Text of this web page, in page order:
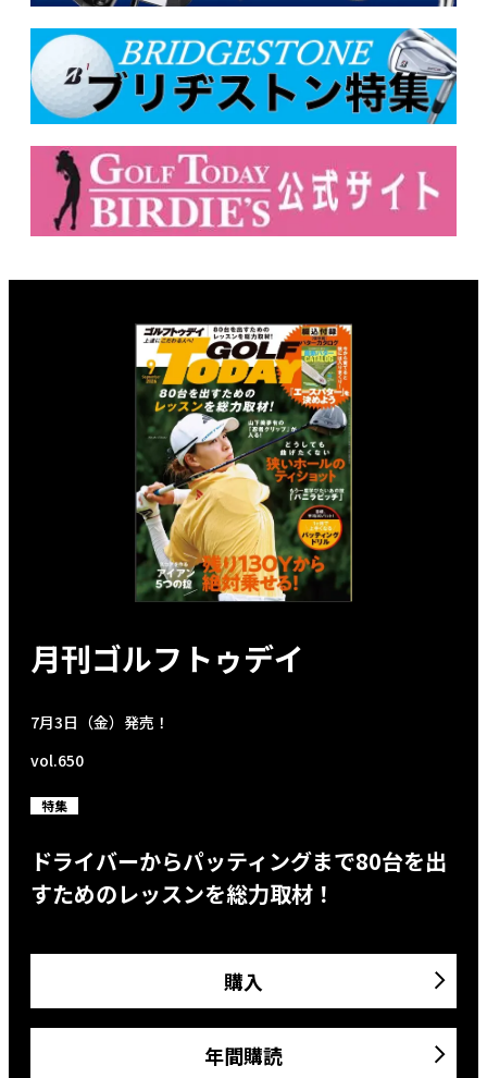
月刊ゴルフトゥデイ
7月3日（金）発売！
vol.650
特集
ドライバーからパッティングまで80台を出
すためのレッスンを総力取材！
購入
年間購読